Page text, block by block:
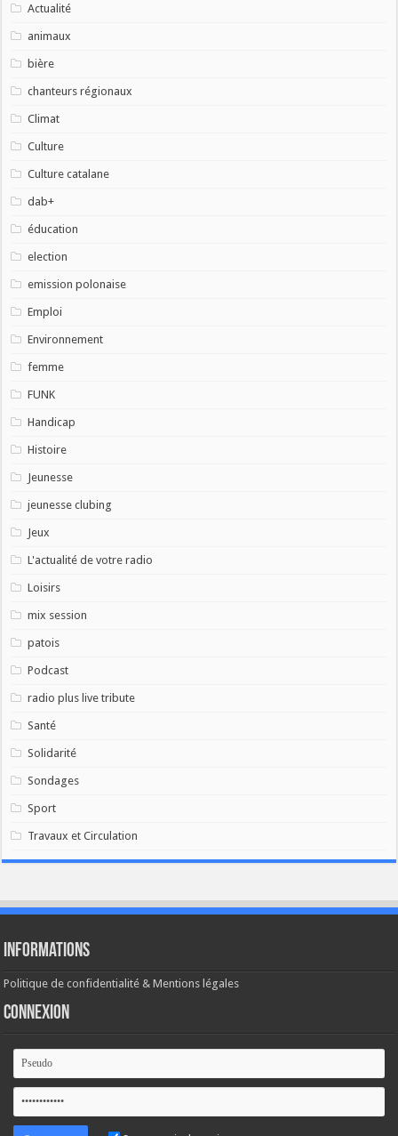
Actualité
animaux
bière
chanteurs régionaux
Climat
Culture
Culture catalane
dab+
éducation
election
emission polonaise
Emploi
Environnement
femme
FUNK
Handicap
Histoire
Jeunesse
jeunesse clubing
Jeux
L'actualité de votre radio
Loisirs
mix session
patois
Podcast
radio plus live tribute
Santé
Solidarité
Sondages
Sport
Travaux et Circulation
Informations
Politique de confidentialité & Mentions légales
Connexion